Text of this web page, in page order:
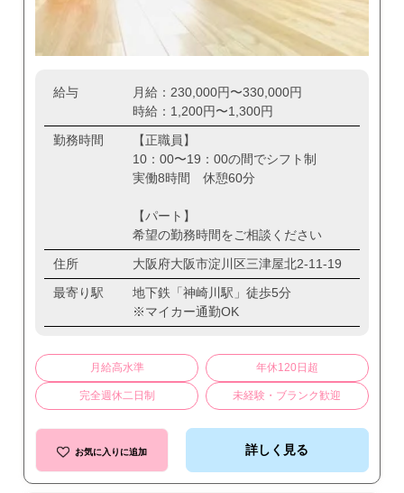
給与
月給：230,000円〜330,000円
時給：1,200円〜1,300円
勤務時間
【正職員】
10：00〜19：00の間でシフト制
実働8時間 休憩60分
【パート】
希望の勤務時間をご相談ください
住所
大阪府大阪市淀川区三津屋北2-11-19
最寄り駅
地下鉄「神崎川駅」徒歩5分
※マイカー通勤OK
月給高水準 年休120日超
完全週休二日制 未経験・ブランク歓迎
お気に入りに追加 詳しく見る